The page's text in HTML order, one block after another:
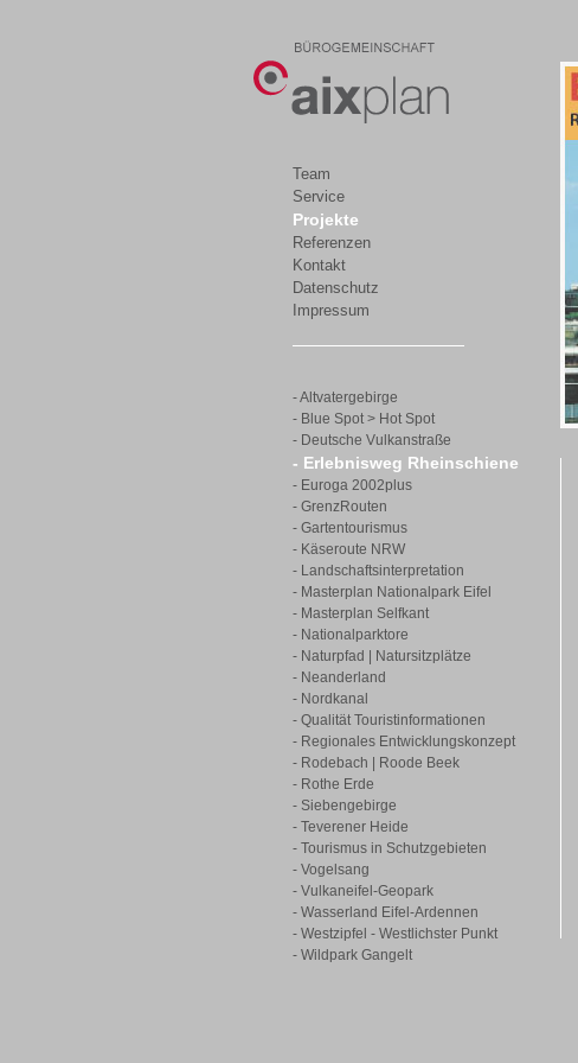
Team
Service
Projekte
Referenzen
Kontakt
Datenschutz
Impressum
- Altvatergebirge
- Blue Spot > Hot Spot
- Deutsche Vulkanstraße
- Erlebnisweg Rheinschiene
- Euroga 2002plus
- GrenzRouten
- Gartentourismus
- Käseroute NRW
- Landschaftsinterpretation
- Masterplan Nationalpark Eifel
- Masterplan Selfkant
- Nationalparktore
- Naturpfad | Natursitzplätze
- Neanderland
- Nordkanal
- Qualität Touristinformationen
- Regionales Entwicklungskonzept
- Rodebach | Roode Beek
- Rothe Erde
- Siebengebirge
- Teverener Heide
- Tourismus in Schutzgebieten
- Vogelsang
- Vulkaneifel-Geopark
- Wasserland Eifel-Ardennen
- Westzipfel - Westlichster Punkt
- Wildpark Gangelt